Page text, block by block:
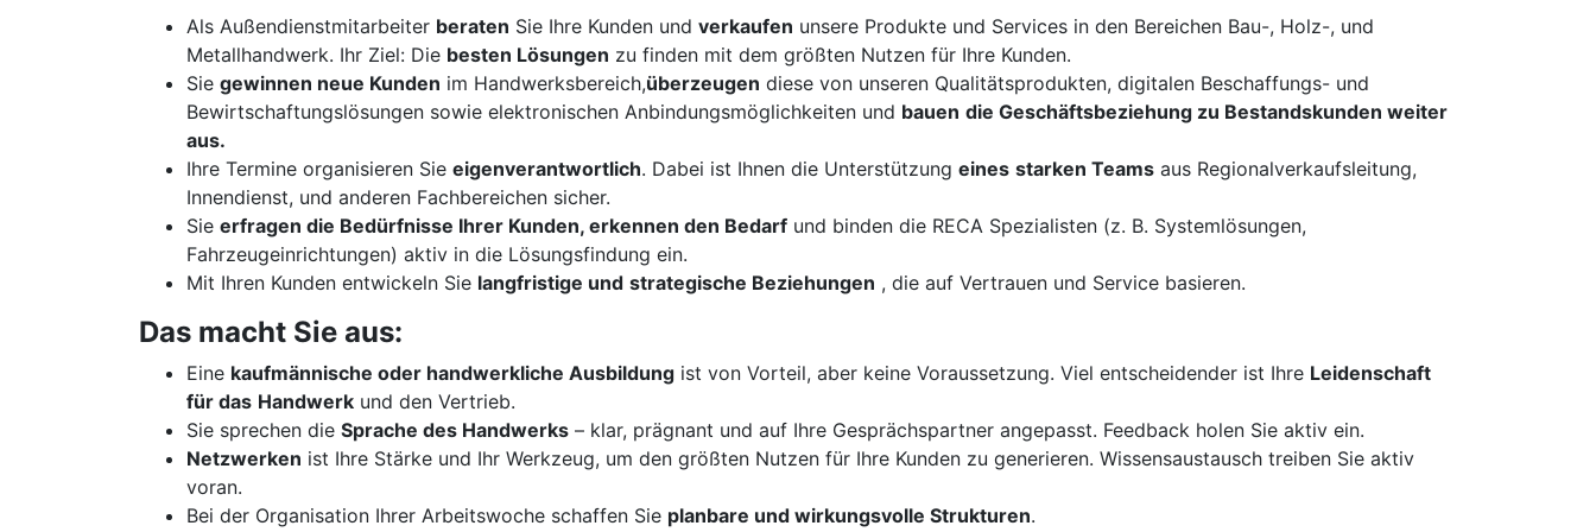
Als Außendienstmitarbeiter beraten Sie Ihre Kunden und verkaufen unsere Produkte und Services in den Bereichen Bau-, Holz-, und
Metallhandwerk. Ihr Ziel: Die besten Lösungen zu finden mit dem größten Nutzen für Ihre Kunden.
Sie gewinnen neue Kunden im Handwerksbereich,überzeugen diese von unseren Qualitätsprodukten, digitalen Beschaffungs- und
Bewirtschaftungslösungen sowie elektronischen Anbindungsmöglichkeiten und bauen die Geschäftsbeziehung zu Bestandskunden weiter
aus.
Ihre Termine organisieren Sie eigenverantwortlich. Dabei ist Ihnen die Unterstützung eines starken Teams aus Regionalverkaufsleitung,
Innendienst, und anderen Fachbereichen sicher.
Sie erfragen die Bedürfnisse Ihrer Kunden, erkennen den Bedarf und binden die RECA Spezialisten (z. B. Systemlösungen,
Fahrzeugeinrichtungen) aktiv in die Lösungsfindung ein.
Mit Ihren Kunden entwickeln Sie langfristige und strategische Beziehungen , die auf Vertrauen und Service basieren.
Das macht Sie aus:
Eine kaufmännische oder handwerkliche Ausbildung ist von Vorteil, aber keine Voraussetzung. Viel entscheidender ist Ihre Leidenschaft
für das Handwerk und den Vertrieb.
Sie sprechen die Sprache des Handwerks – klar, prägnant und auf Ihre Gesprächspartner angepasst. Feedback holen Sie aktiv ein.
Netzwerken ist Ihre Stärke und Ihr Werkzeug, um den größten Nutzen für Ihre Kunden zu generieren. Wissensaustausch treiben Sie aktiv
voran.
Bei der Organisation Ihrer Arbeitswoche schaffen Sie planbare und wirkungsvolle Strukturen.